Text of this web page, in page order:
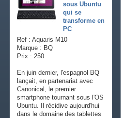
sous Ubuntu
qui se
transforme en
PC
Ref : Aquaris M10
Marque : BQ
Prix : 250
En juin dernier, l'espagnol BQ
lançait, en partenariat avec
Canonical, le premier
smartphone tournant sous l'OS
Ubuntu. Il récidive aujourd'hui
dans le domaine des tablettes